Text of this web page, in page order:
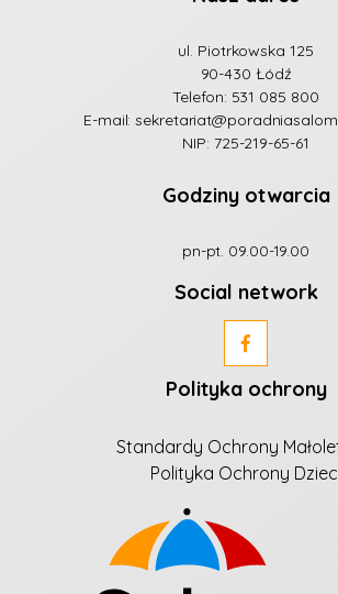
ul. Piotrkowska 125
90-430 Łódź
Telefon: 531 085 800
E-mail:
NIP: 725-219-65-61
Godziny otwarcia
pn-pt. 09.00-19.00
Social network
Polityka ochrony
Standardy Ochrony
Polityka Ochrony